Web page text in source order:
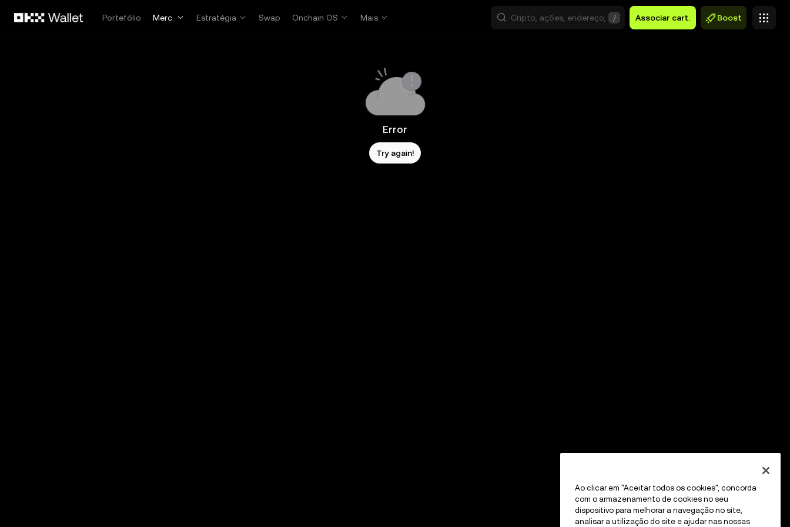
Portefólio
Merc. Estratégia Swap Onchain OS Mais / Associar cart. Boost
Error
Try again!
Ao clicar em "Aceitar todos os cookies", concorda
com o armazenamento de cookies no seu
dispositivo para melhorar a navegação no site,
analisar a utilização do site e ajudar nas nossas